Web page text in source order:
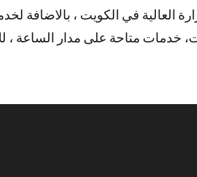
العالية في الكويت ، بالاضافة
متاحة على مدار الساعة ،